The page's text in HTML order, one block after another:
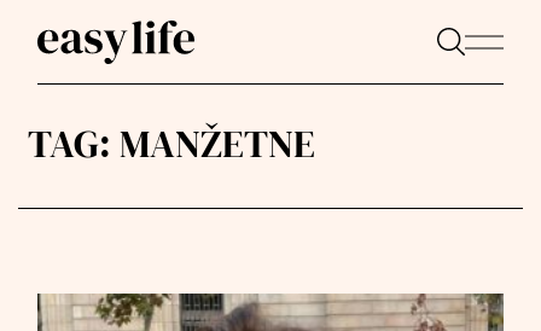
TAG: MANŽETNE